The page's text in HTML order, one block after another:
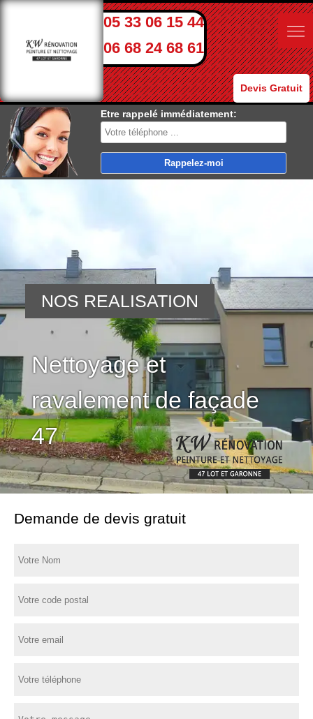
05 33 06 15 44
06 68 24 68 61
Devis Gratuit
Etre rappelé immédiatement:
Nettoyage et
ravalement de façade
47
NOS REALISATION
Demande de devis gratuit